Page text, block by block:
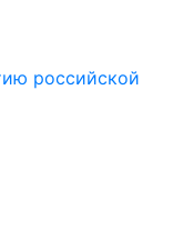
российской